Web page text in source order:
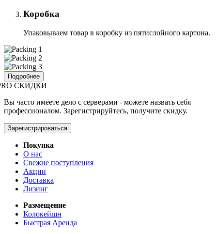
Коробка
Упаковываем товар в коробку из пятислойного картона.
Подробнее
СКИДКИ
Вы часто имеете дело с серверами - можете назвать себя
профессионалом. Зарегистрируйтесь, получите скидку.
Зарегистрироваться
Покупка
О нас
Свежие поступления
Акции
Доставка
Лизинг
Размещение
Колокейшн
Быстрая Аренда